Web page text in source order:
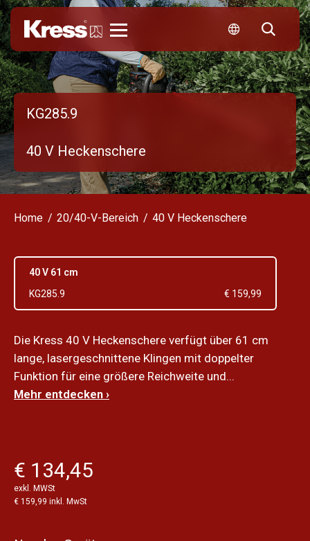
KG285.9
40 V Heckenschere
Home 20/40-V-Bereich 40 V Heckenschere
40 V 61 cm
KG285.9
€ 159,99
Die Kress 40 V Heckenschere verfügt über 61 cm
lange, lasergeschnittene Klingen mit doppelter
Funktion für eine größere Reichweite und...
Mehr entdecken ›
€ 134,45
exkl. MWSt
€ 159,99 inkl. MwSt